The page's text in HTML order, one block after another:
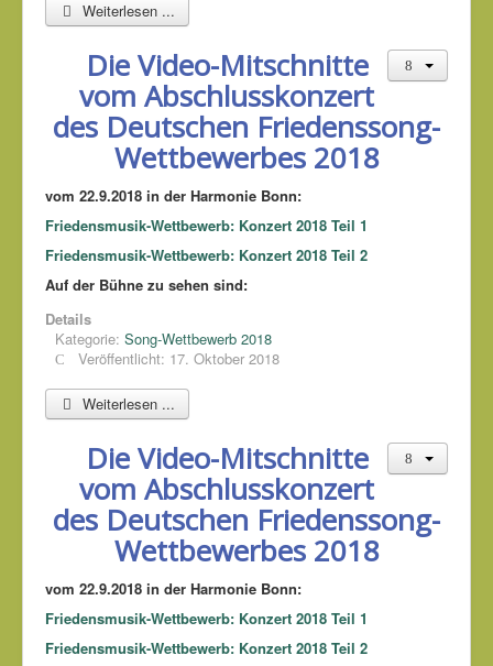
Weiterlesen ...
Die Video-Mitschnitte
vom Abschlusskonzert
des Deutschen Friedenssong-
Wettbewerbes 2018
vom 22.9.2018 in der Harmonie Bonn:
Friedensmusik-Wettbewerb: Konzert 2018 Teil 1
Friedensmusik-Wettbewerb: Konzert 2018 Teil 2
Auf der Bühne zu sehen sind:
Details
Kategorie: Song-Wettbewerb 2018
Veröffentlicht: 17. Oktober 2018
Weiterlesen ...
Die Video-Mitschnitte
vom Abschlusskonzert
des Deutschen Friedenssong-
Wettbewerbes 2018
vom 22.9.2018 in der Harmonie Bonn:
Friedensmusik-Wettbewerb: Konzert 2018 Teil 1
Friedensmusik-Wettbewerb: Konzert 2018 Teil 2